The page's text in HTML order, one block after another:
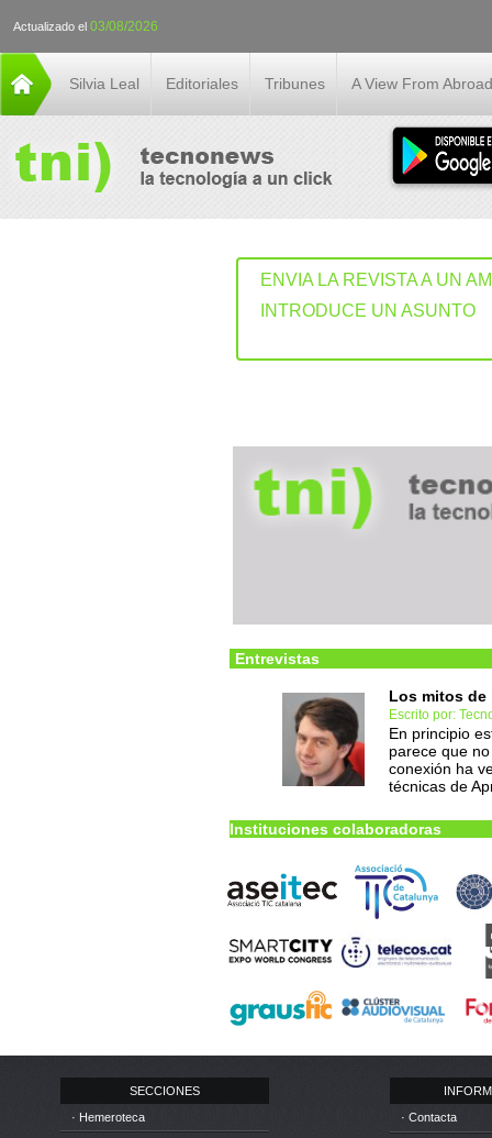
Actualizado el 03/08/2026
Silvia Leal Editoriales Tribunes A View From Abroad
ENVIA LA REVISTA A UN
INTRODUCE UN ASUNTO
Entrevistas
Los mitos de
Escrito por:
En principio
parece que
conexión ha
técnicas de
Instituciones colaboradoras
SECCIONES
· Hemeroteca
· Contacta